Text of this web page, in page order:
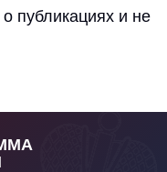
публикациях и не